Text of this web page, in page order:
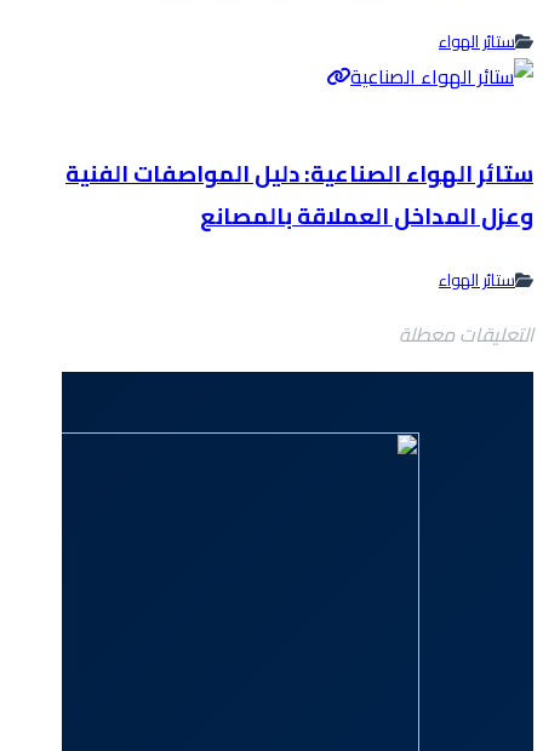
ستائر الهواء
ستائر الهواء الصناعية: دليل المواصفات الفنية
وعزل المداخل العملاقة بالمصانع
ستائر الهواء
التعليقات معطلة